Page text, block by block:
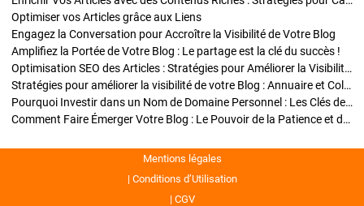
Optimiser vos Articles grâce aux Liens
Engagez la Conversation pour Accroître la Visibilité de Votre Blog
Amplifiez la Portée de Votre Blog : Le partage est la clé du succès !
Optimisation SEO des Articles : Stratégies pour Améliorer la Visibilité de Votre Blog
Stratégies pour améliorer la visibilité de votre Blog : Annuaire et Collaborations
Pourquoi Investir dans un Nom de Domaine Personnel : Les Clés de la Réussite de Votre Blog
Comment Faire Émerger Votre Blog : Le Pouvoir de la Patience et de la Persévérance
Mentions légales
Conditions d’Utilisation
CGV